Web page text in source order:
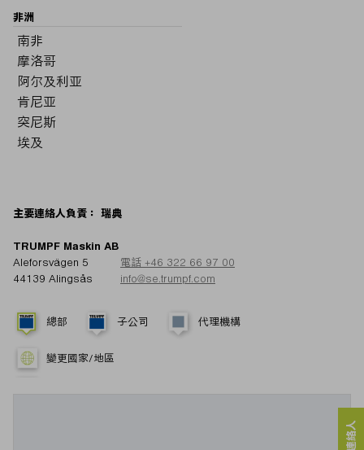
非洲
南非
摩洛哥
阿尔及利亚
肯尼亚
突尼斯
埃及
主要連絡人負責： 瑞典
TRUMPF Maskin AB
Aleforsvägen 5
44139 Alingsås
電話 +46 322 66 97 00
info@se.trumpf.com
總部 子公司 代理機構
變更國家/地區